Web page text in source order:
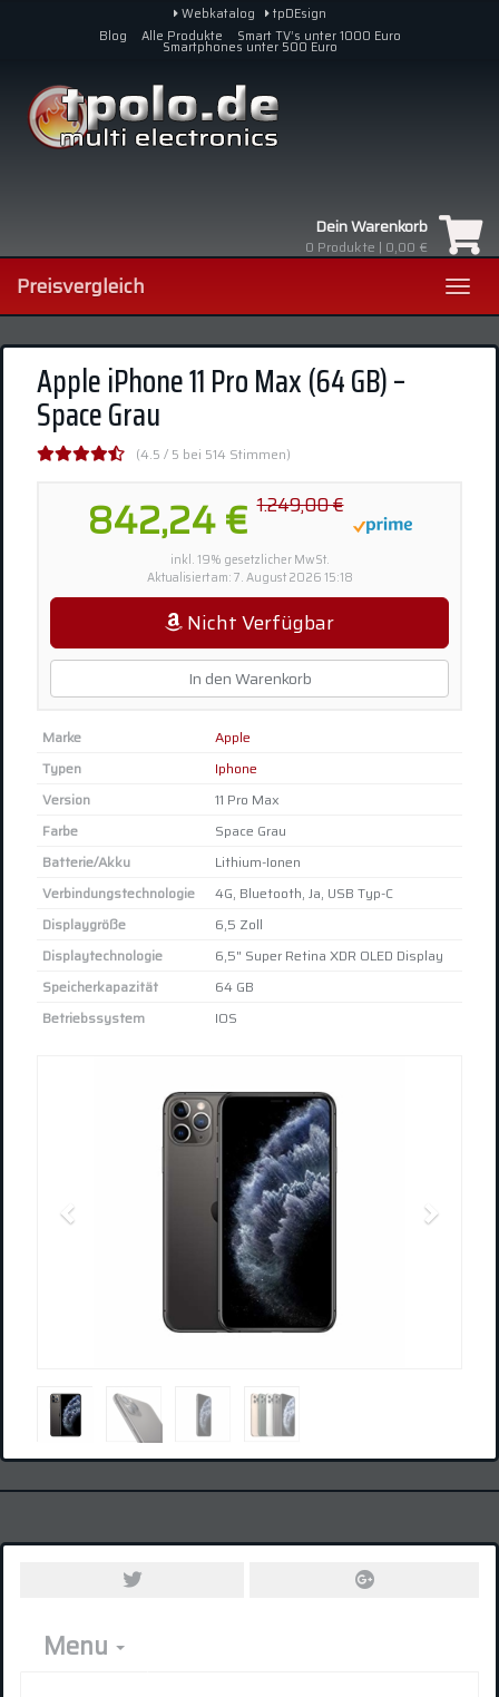
Webkatalog
tpDEsign
Blog
Alle Produkte Smart TV’s unter 1000 Euro
Smartphones unter 500 Euro
Dein Warenkorb
0 Produkte | 0,00 €
Preisvergleich
Apple iPhone 11 Pro Max (64 GB) –
Space Grau
(4.5 / 5 bei 514 Stimmen)
842,24 €1.249,00 €
inkl. 19% gesetzlicher MwSt.
Aktualisiert am: 7. August 2026 15:18
Nicht Verfügbar
In den Warenkorb
Marke
Apple
Typen
Iphone
Version
11 Pro Max
Farbe
Space Grau
Batterie/Akku
Lithium-Ionen
Verbindungstechnologie
4G, Bluetooth, Ja, USB Typ-C
Displaygröße
6,5 Zoll
Displaytechnologie
6,5" Super Retina XDR OLED Display
Speicherkapazität
64 GB
Betriebssystem
IOS
Menu